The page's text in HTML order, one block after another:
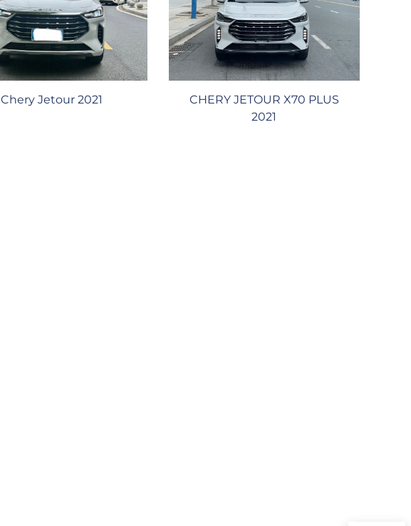
Chery Jetour 2021
CHERY JETOUR X70 PLUS
2021